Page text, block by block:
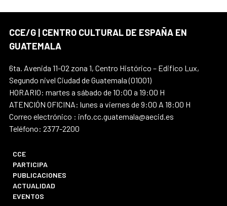
CCE/G | CENTRO CULTURAL DE ESPAÑA EN
GUATEMALA
6ta. Avenida 11-02 zona 1, Centro Histórico – Edifico Lux,
Segundo nivel Ciudad de Guatemala (01001)
HORARIO: martes a sábado de 10:00 a 19:00 H
ATENCIÓN OFICINA: lunes a viernes de 9:00 A 18:00 H
Correo electrónico : info.cc.guatemala@aecid.es
Teléfono: 2377-2200
CCE
PARTICIPA
PUBLICACIONES
ACTUALIDAD
EVENTOS